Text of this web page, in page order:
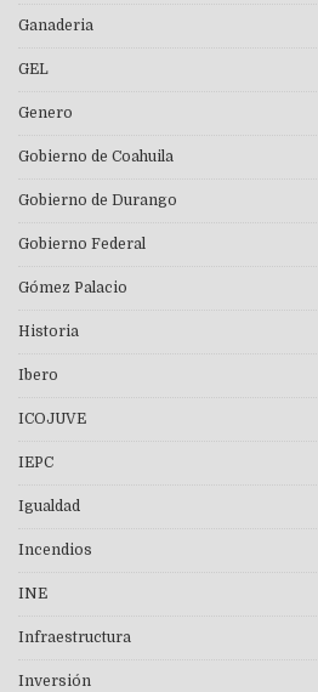
Ganaderia
GEL
Genero
Gobierno de Coahuila
Gobierno de Durango
Gobierno Federal
Gómez Palacio
Historia
Ibero
ICOJUVE
IEPC
Igualdad
Incendios
INE
Infraestructura
Inversión